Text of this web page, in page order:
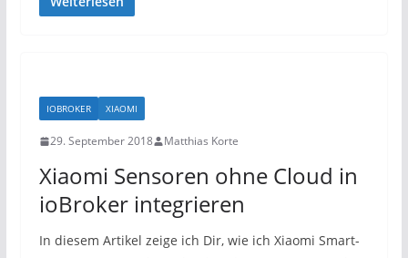
IOBROKER XIAOMI
29. September 2018 Matthias Korte
Xiaomi Sensoren ohne Cloud in
ioBroker integrieren
In diesem Artikel zeige ich Dir, wie ich Xiaomi Smart-